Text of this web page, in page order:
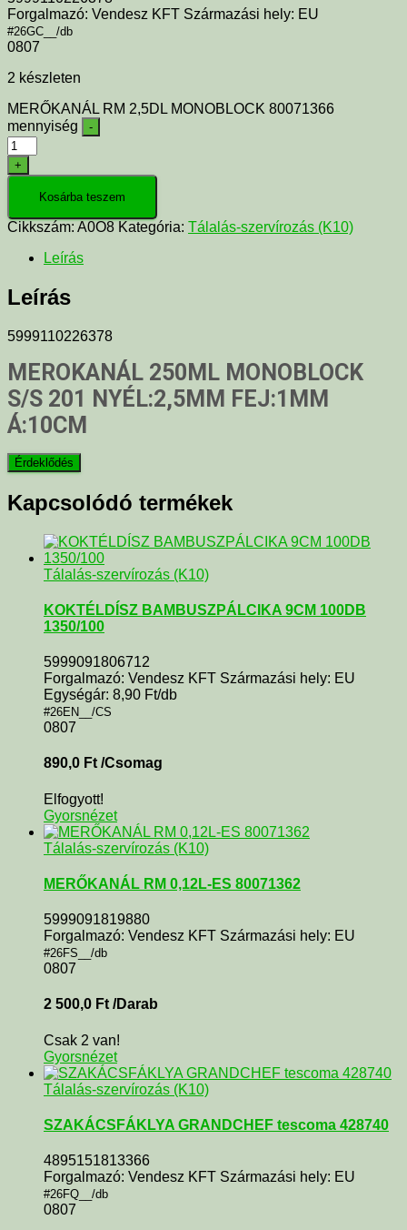
Forgalmazó: Vendesz KFT Származási hely: EU
#26GC__/db
0807
2 készleten
MERŐKANÁL RM 2,5DL MONOBLOCK 80071366
mennyiség
-
+
Kosárba teszem
Cikkszám: A0O8 Kategória: Tálalás-szervírozás (K10)
Leírás
Leírás
5999110226378
MEROKANÁL 250ML MONOBLOCK
S/S 201 NYÉL:2,5MM FEJ:1MM
Á:10CM
Kapcsolódó termékek
Tálalás-szervírozás (K10)
KOKTÉLDÍSZ BAMBUSZPÁLCIKA 9CM 100DB
1350/100
5999091806712
Forgalmazó: Vendesz KFT Származási hely: EU
Egységár: 8,90 Ft/db
#26EN__/CS
0807
890,0 Ft /Csomag
Elfogyott!
Gyorsnézet
Tálalás-szervírozás (K10)
MERŐKANÁL RM 0,12L-ES 80071362
5999091819880
Forgalmazó: Vendesz KFT Származási hely: EU
#26FS__/db
0807
2 500,0 Ft /Darab
Csak 2 van!
Gyorsnézet
Tálalás-szervírozás (K10)
SZAKÁCSFÁKLYA GRANDCHEF tescoma 428740
4895151813366
Forgalmazó: Vendesz KFT Származási hely: EU
#26FQ__/db
0807